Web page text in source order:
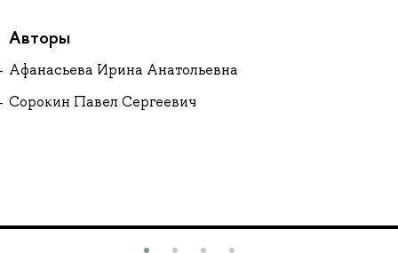
Авторы
Афанасьева Ирина Анатольевна
Сорокин Павел Сергеевич